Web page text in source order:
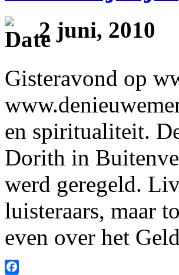
2 juni, 2010
Gisteravond op
en spiritualiteit.
Dorith in
werd geregeld.
luisteraars, maar
even over het